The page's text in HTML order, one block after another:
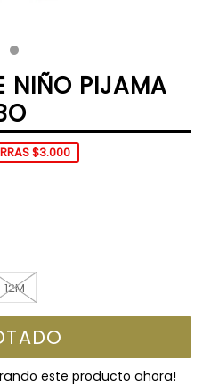
NIÑO PIJAMA
$3.000
12M
este producto ahora!